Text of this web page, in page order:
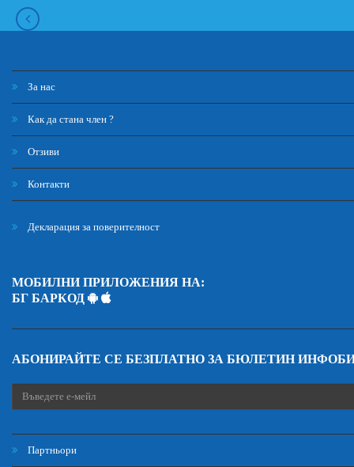
За нас
Как да стана член ?
Отзиви
Контакти
Декларация за поверителност
МОБИЛНИ ПРИЛОЖЕНИЯ НА:
БГ БАРКОД
АБОНИРАЙТЕ СЕ БЕЗПЛАТНО ЗА БЮЛЕТИН
Партньори